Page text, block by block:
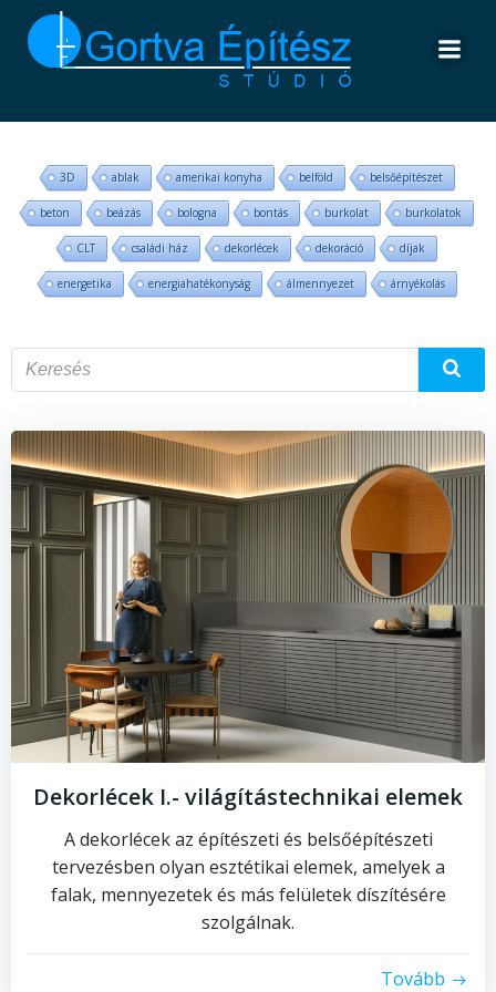
to
content
3D ablak amerikai konyha belföld belsőépítészet
beton beázás bologna bontás burkolat burkolatok
CLT családi ház dekorlécek dekoráció díjak
energetika energiahatékonyság álmennyezet árnyékolás
Dekorlécek I.- világítástechnikai elemek
A dekorlécek az építészeti és belsőépítészeti
tervezésben olyan esztétikai elemek, amelyek a
falak, mennyezetek és más felületek díszítésére
szolgálnak.
Tovább